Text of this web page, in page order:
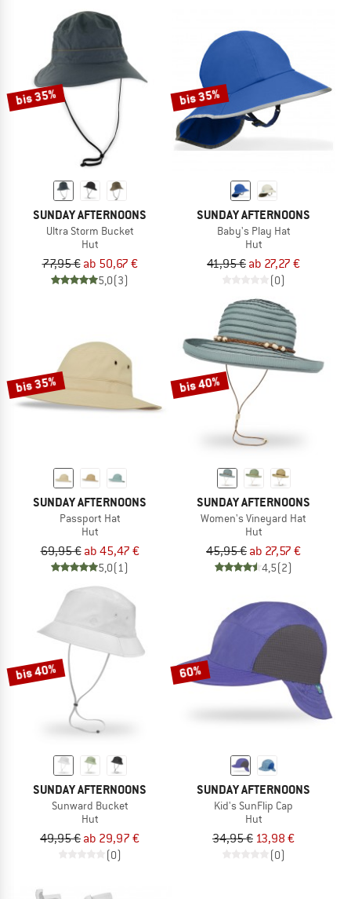
bis 35%
SUNDAY AFTERNOONS
Ultra Storm Bucket
Hut
77,95 € ab 50,67 €
5,0(3)
bis 35%
SUNDAY AFTERNOONS
Baby's Play Hat
Hut
41,95 € ab 27,27 €
(0)
bis 35%
SUNDAY AFTERNOONS
Passport Hat
Hut
69,95 € ab 45,47 €
5,0(1)
bis 40%
SUNDAY AFTERNOONS
Women's Vineyard Hat
Hut
45,95 € ab 27,57 €
4,5(2)
bis 40%
SUNDAY AFTERNOONS
Sunward Bucket
Hut
49,95 € ab 29,97 €
(0)
60%
SUNDAY AFTERNOONS
Kid's SunFlip Cap
Hut
34,95 € 13,98 €
(0)